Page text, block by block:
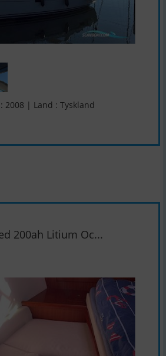
2008 | Land : Tyskland
200ah Litium Oc...